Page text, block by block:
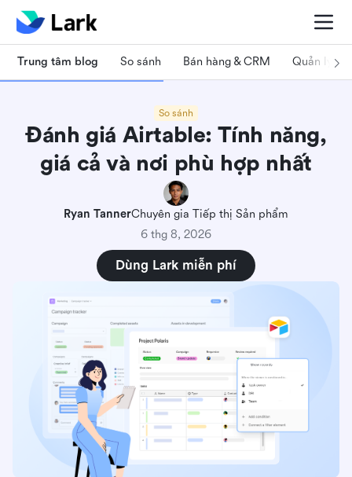
Trung tâm blog So sánh Bán hàng & CRM Quản lý dự
So sánh
Đánh giá Airtable: Tính năng,
giá cả và nơi phù hợp nhất
Ryan TannerChuyên gia Tiếp thị Sản phẩm
6 thg 8, 2026
Dùng Lark miễn phí